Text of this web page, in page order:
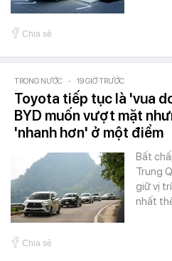
Chia sẻ
TRONG NƯỚC - 19 GIỜ TRƯỚC
Toyota tiếp tục là 'vua
BYD muốn vượt mặt
'nhanh hơn' ở một điểm
Bất
Trung
giữ vị
nhất
Chia sẻ